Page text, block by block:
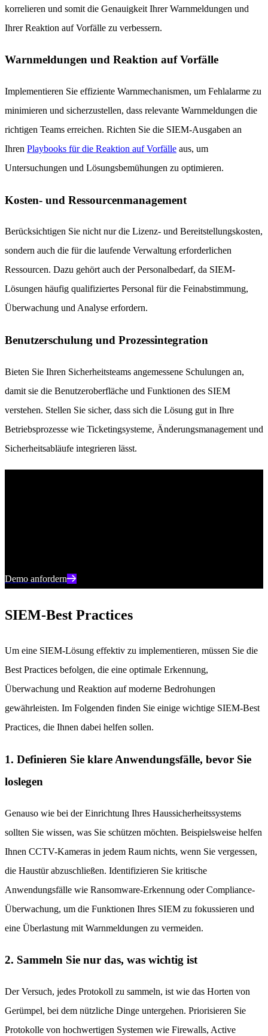
korrelieren und somit die Genauigkeit Ihrer Warnmeldungen und
Ihrer Reaktion auf Vorfälle zu verbessern.
Warnmeldungen und Reaktion auf Vorfälle
Implementieren Sie effiziente Warnmechanismen, um Fehlalarme zu
minimieren und sicherzustellen, dass relevante Warnmeldungen die
richtigen Teams erreichen. Richten Sie die SIEM-Ausgaben an
Ihren Playbooks für die Reaktion auf Vorfälle aus, um
Untersuchungen und Lösungsbemühungen zu optimieren.
Kosten- und Ressourcenmanagement
Berücksichtigen Sie nicht nur die Lizenz- und Bereitstellungskosten,
sondern auch die für die laufende Verwaltung erforderlichen
Ressourcen. Dazu gehört auch der Personalbedarf, da SIEM-
Lösungen häufig qualifiziertes Personal für die Feinabstimmung,
Überwachung und Analyse erfordern.
Benutzerschulung und Prozessintegration
Bieten Sie Ihren Sicherheitsteams angemessene Schulungen an,
damit sie die Benutzeroberfläche und Funktionen des SIEM
verstehen. Stellen Sie sicher, dass sich die Lösung gut in Ihre
Betriebsprozesse wie Ticketingsysteme, Änderungsmanagement und
Sicherheitsabläufe integrieren lässt.
Demo anfordern
SIEM-Best Practices
Um eine SIEM-Lösung effektiv zu implementieren, müssen Sie die
Best Practices befolgen, die eine optimale Erkennung,
Überwachung und Reaktion auf moderne Bedrohungen
gewährleisten. Im Folgenden finden Sie einige wichtige SIEM-Best
Practices, die Ihnen dabei helfen sollen.
1. Definieren Sie klare Anwendungsfälle, bevor Sie
loslegen
Genauso wie bei der Einrichtung Ihres Haussicherheitssystems
sollten Sie wissen, was Sie schützen möchten. Beispielsweise helfen
Ihnen CCTV-Kameras in jedem Raum nichts, wenn Sie vergessen,
die Haustür abzuschließen. Identifizieren Sie kritische
Anwendungsfälle wie Ransomware-Erkennung oder Compliance-
Überwachung, um die Funktionen Ihres SIEM zu fokussieren und
eine Überlastung mit Warnmeldungen zu vermeiden.
2. Sammeln Sie nur das, was wichtig ist
Der Versuch, jedes Protokoll zu sammeln, ist wie das Horten von
Gerümpel, bei dem nützliche Dinge untergehen. Priorisieren Sie
Protokolle von hochwertigen Systemen wie Firewalls, Active